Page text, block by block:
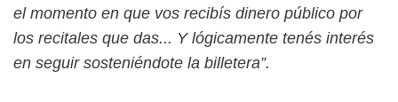
el momento en que vos recibís dinero público por
los recitales que das... Y lógicamente tenés interés
en seguir sosteniéndote la billetera”.